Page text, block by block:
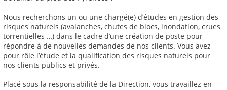
Nous recherchons un ou une chargé(e) d’études en gestion des
risques naturels (avalanches, chutes de blocs, inondation, crues
torrentielles …) dans le cadre d’une création de poste pour
répondre à de nouvelles demandes de nos clients. Vous avez
pour rôle l’étude et la qualification des risques naturels pour
nos clients publics et privés.
Placé sous la responsabilité de la Direction, vous travaillez en